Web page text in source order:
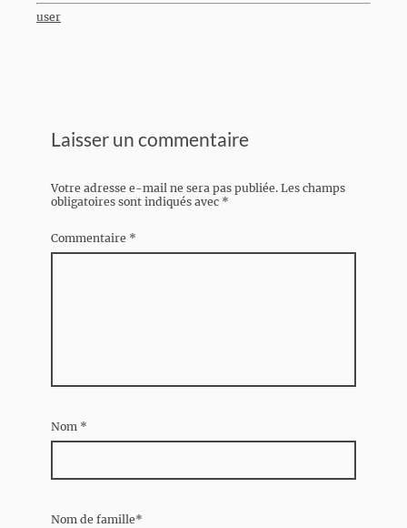
user
Laisser un commentaire
Votre adresse e-mail ne sera pas publiée. Les champs
obligatoires sont indiqués avec *
Commentaire *
Nom *
Nom de famille*